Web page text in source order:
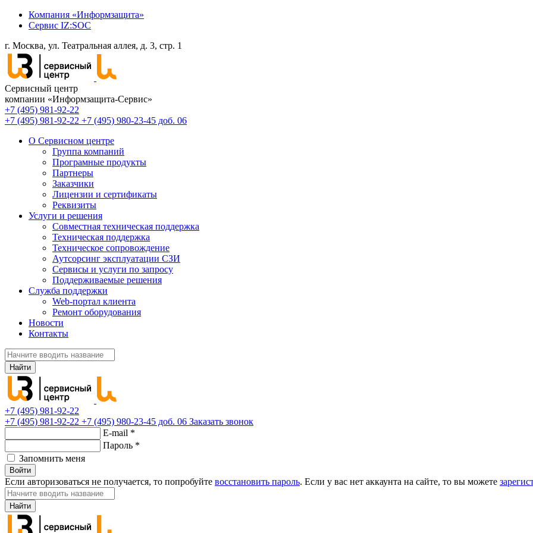
Компания «Информзащита»
Сервис IZ:SOC
г. Москва, ул. Театральная аллея, д. 3, стр. 1
Сервисный центр
компании «Информзащита-Сервис»
+7 (495) 981-92-22
+7 (495) 981-92-22 +7 (495) 980-23-45 доб. 06
О Сервисном центре
Группа компаний
Програмные продукты
Партнеры
Заказчики
Лицензии и сертификаты
Реквизиты
Услуги и решения
Совместная техническая поддержка
Техническая поддержка
Техническое сопровождение
Аутсорсинг эксплуатации СЗИ
Сервисы и услуги по запросу
Поддерживаемые решения
Служба поддержки
Web-портал клиента
Ремонт оборудования
Новости
Контакты
Найти
+7 (495) 981-92-22
+7 (495) 981-92-22 +7 (495) 980-23-45 доб. 06 Заказать звонок
E-mail *
Пароль *
Запомнить меня
Войти
Если авторизоваться не получается, то попробуйте восстановить пароль. Если у вас нет аккаунта на сайте, то вы можете
Найти